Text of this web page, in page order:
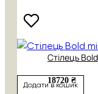
Стілець
18720 ₴
Додати в кошик